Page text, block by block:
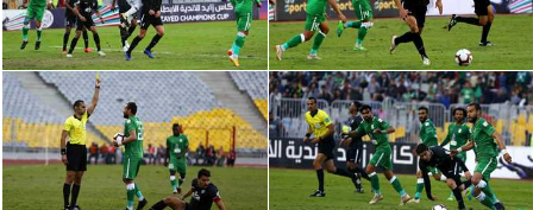
سعودي في الجول
الدوري الإنجليزي
الدوري الإسباني
دوري أبطال أوروبا